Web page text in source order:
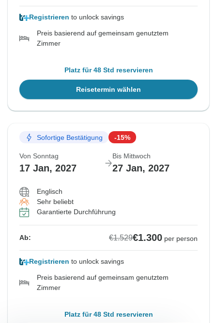
Registrieren to unlock savings
Preis basierend auf gemeinsam genutztem
Zimmer
Platz für 48 Std reservieren
Reisetermin wählen
Sofortige Bestätigung -15%
Von Sonntag
17 Jan, 2027
Bis Mittwoch
27 Jan, 2027
Englisch
Sehr beliebt
Garantierte Durchführung
Ab: €1.529€1.300 per person
Registrieren to unlock savings
Preis basierend auf gemeinsam genutztem
Zimmer
Platz für 48 Std reservieren